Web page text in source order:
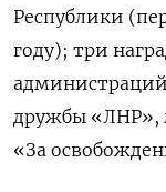
Республики
году); три
дружбы «ЛНР»,
«За